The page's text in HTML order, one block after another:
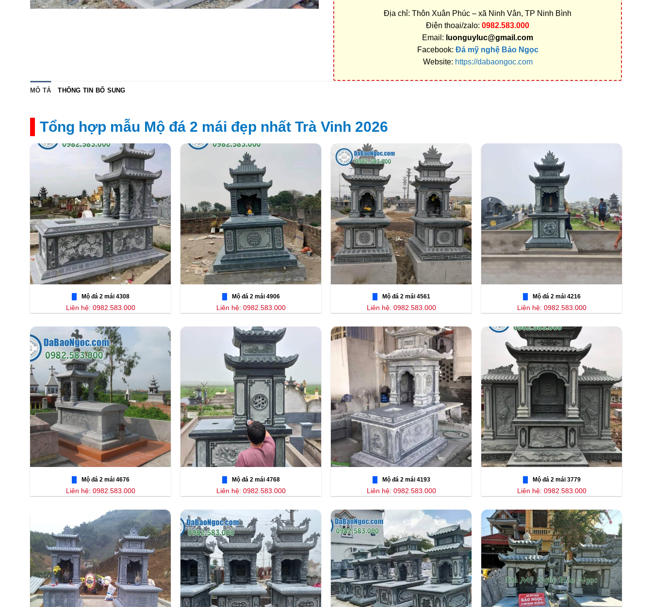
Địa chỉ: Thôn Xuân Phúc – xã Ninh Vân, TP Ninh Bình
Điện thoại/zalo: 0982.583.000
Email: luonguyluc@gmail.com
Facebook: Đá mỹ nghệ Bảo Ngọc
Website: https://dabaongoc.com
MÔ TẢ THÔNG TIN BỔ SUNG
Tổng hợp mẫu Mộ đá 2 mái đẹp nhất Trà Vinh 2026
Mộ đá 2 mái 4308
Liên hệ: 0982.583.000
Mộ đá 2 mái 4906
Liên hệ: 0982.583.000
Mộ đá 2 mái 4561
Liên hệ: 0982.583.000
Mộ đá 2 mái 4216
Liên hệ: 0982.583.000
Mộ đá 2 mái 4676
Liên hệ: 0982.583.000
Mộ đá 2 mái 4768
Liên hệ: 0982.583.000
Mộ đá 2 mái 4193
Liên hệ: 0982.583.000
Mộ đá 2 mái 3779
Liên hệ: 0982.583.000